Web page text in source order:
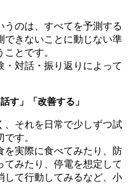
うのは、すべてを予測する
できないことに動じない準
とです。
・対話・振り返りによって
す」「改善する」
、それを日常で少しずつ試
す。
を実際に食べてみたり、防
てみたり、停電を想定して
して行動してみるなど、小